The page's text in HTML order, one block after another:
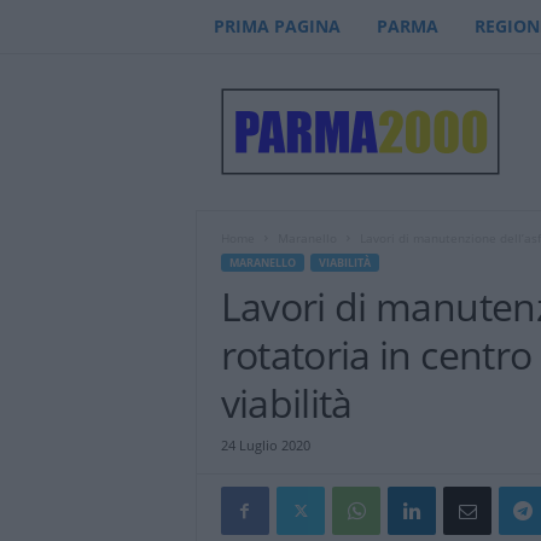
PRIMA PAGINA PARMA
MARANELLO VIABILITÀ
Lavori di
rotatoria in
viabilità
24 Luglio 2020